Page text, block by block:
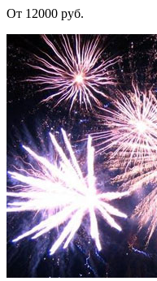
От 12000 руб.